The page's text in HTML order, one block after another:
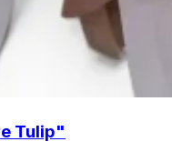
Tulip"